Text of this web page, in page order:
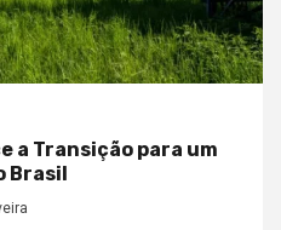
a Transição para um
Brasil